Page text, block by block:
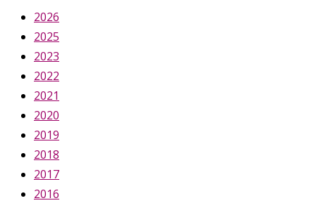
2026
2025
2023
2022
2021
2020
2019
2018
2017
2016